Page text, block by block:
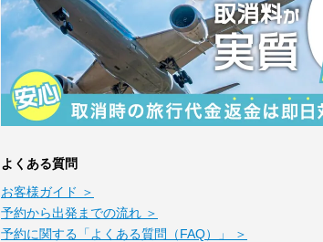
よくある質問
お客様ガイド ＞
予約から出発までの流れ ＞
予約に関する「よくある質問（FAQ）」 ＞